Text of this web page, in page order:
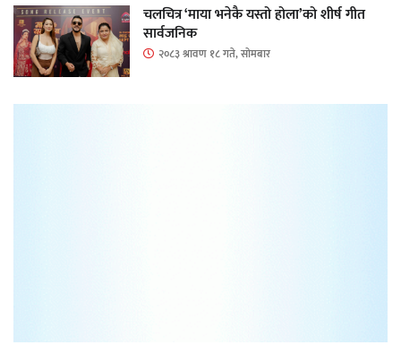
चलचित्र ‘माया भनेकै यस्तो होला’को शीर्ष गीत
सार्वजनिक
२०८३ श्रावण १८ गते, सोमबार